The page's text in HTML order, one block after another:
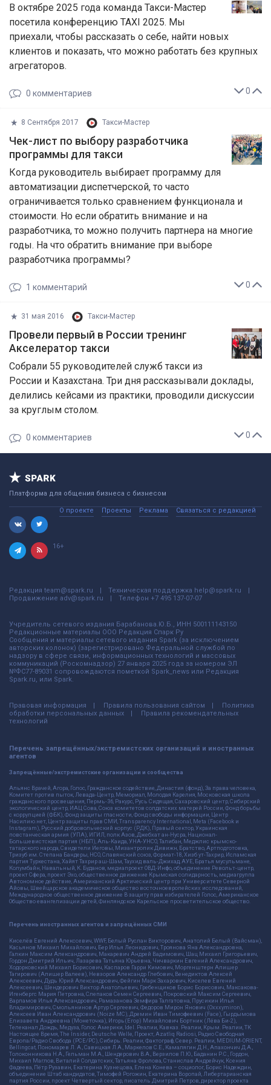
В октябре 2025 года команда Такси-Мастер
посетила конференцию TAXI 2025. Мы
приехали, чтобы рассказать о себе, найти новых
клиентов и показать, что можно работать без крупных
агрегаторов.
0
0 комментариев
8 Сентября 2017 Такси-Мастер
Чек-лист по выбору разработчика
программы для такси
Когда руководитель выбирает программу для
автоматизации диспетчерской, то часто
ограничивается только сравнением функционала и
стоимости. Но если обратить внимание и на
разработчика, то можно получить партнера на многие
годы. На что обратить внимание при выборе
разработчика программы?
0
1 комментарий
31 мая 2016 Такси-Мастер
Провели первый в России тренинг
Акселератор такси
Собрали 55 руководителей служб такси из
России и Казахстана. Три дня рассказывали доклады,
делились кейсами из практики, проводили дискуссии
за круглым столом.
0
0 комментариев
Платформа для общения бизнеса с бизнесом
О проекте Проекты Реклама Связаться с редакцией
16+
Редакция team@spark.ru Техническая поддержка help@spark.ru
Продвижение adv@spark.ru Телефон +7 495 137-07-07
Учредитель сетевого издания Барабанова.Ю.Б., ИНН 500111143150
Редакционные материалы ООО Редакция Спарк Ру
Сообщения и материалы сетевого издания Spark (за исключением
авторских колонок) (зарегистрировано Федеральной службой по
надзору в сфере связи, информационных технологий и массовых
коммуникаций (Роскомнадзор) 27 января 2025 года за номером ЭЛ
№ФС77-89031 сопровождаются пометкой Spark_news или Редакция
Spark.ru, или Spark.
Правовая информация Правила пользования сайтом
Политика
обработки персональных данных
Правила рекомендательных
технологий
Перечень запрещённых/экстремистских организаций и иностранных
агентов
Запрещённые/экстремистские организации и сообщества
Альянс Врачей, Агора, Голос, Гражданское содействие, Династия (фонд), За права человека,
Комитет против пыток, Левада-Центр, Мемориал, Молодая Карелия, Московская школа
гражданского просвещения, Пермь-36, Ракурс, Русь Сидящая, Сахаровский центр, Сибирский
экологический центр, ИАЦ Сова, Союз комитетов солдатских матерей России, Фонд борьбы
с коррупцией (ФБК), Фонд защиты гласности, Фонд свободы информации, Центр
Насилию.нет, Центр защиты прав СМИ, Transparency International, Meta (Facebook и
Instagram), Русский добровольческий корпус (РДК), Правый сектор, Украинская
повстанческая армия (УПА), ИГИЛ, полк Азов, Джебхат ан-Нусра, Национал-
Большевистская партия (НБП), Аль-Каида, УНА-УНСО, Талибан, Меджлис крымско-
татарского народа, Свидетели Иеговы, Мизантропик Дивижн, Братство, Артподготовка,
Тризуб им. Степана Бандеры, НСО, Славянский союз, Формат-18, Хизб ут-Тахрир, Исламская
партия Туркестана, Хайят Тахрир аш-Шам, Таухид валь-Джихад, АУЕ, Братья мусульмане,
Колумбайн, Навальный, К. Буданов, медиапроект ОВД-Инфо, объединение Револьт-центр,
проект Сфера, проект Эхо, общественное движение Крымская солидарность, медиагруппа
Автономное действие, Американский Арктический центр при Университете Северной
Айовы, Швейцарское академическое общество восточноевропейских исследований,
Международное общественное движение В защиту прав избирателей Голос, Американское
Общество евангелизации детей, Финляндское Карельское просветительское общество.
Перечень иностранных агентов и запрещённых СМИ
Киселёв Евгений Алекссевич, WWF, Белый Руслан Викторович, Анатолий Белый (Вайсман),
Касьянов Михаил Михайлович, Бер Илья Леонидович, Троянова Яна Александровна,
Галкин Максим Александрович, Макаревич Андрей Вадимович, Шац Михаил Григорьевич,
Гордон Дмитрий Ильич, Лазарева Татьяна Юрьевна, Чичваркин Евгений Александрович,
Ходорковский Михаил Борисович, Каспаров Гарри Кимович, Моргенштерн Алишер
Тагирович (Алишер Валеев), Невзоров Александр Глебович, Венедиктов Алексей
Алексеевич, Дудь Юрий Александрович, Фейгин Марк Захарович, Киселев Евгений
Алексеевич, Шендерович Виктор Анатольевич, Гребенщиков Борис Борисович, Максакова-
Игенбергс Мария Петровна, Слепаков Семен Сергеевич, Покровский Максим Сергеевич,
Варламов Илья Александрович, Рамазанова Земфира Талгатовна, Прусикин Илья
Владимирович, Смольянинов Артур Сергеевич, Федоров Мирон Янович (Oxxxymiron),
Алексеев Иван Александрович (Noize MC), Дремин Иван Тимофеевич (Face), Гырдымова
Елизавета Андреевна (Монеточка), Игорь(Егор) Михайлович Бортник (Лёва Би-2),
Телеканал Дождь, Медуза, Голос Америки, Idel. Реалии, Кавказ. Реалии, Крым. Реалии, ТК
Настоящее Время, The Insider, Deutsche Welle, Проект, Azatliq Radiosi, Радио Свободная
Европа/Радио Свобода (PCE/PC), Сибирь. Реалии, Фактограф, Север. Реалии, MEDIUM-ORIENT,
Bellingcat, Пономарев Л. А., Савицкая Л.А., Маркелов С.Е., Камалягин Д.Н., Апахончич Д.А.,
Толоконникова Н.А., Гельман М.А., Шендерович В.А., Верзилов П.Ю., Баданин Р.С., Гордон,
Михаил Маглов, Виталий Солдатских, Татьяна Фролова, Станислав Андрейчук, Ксения
Фадеева, Пётр Рузавин, Екатерина Кузнецова, Елена Конева – социолог, Борис Надеждин,
объединение Штаб кандидатов, Тимофей Рогожин, Екатерина Воропай, Либертарианская
партия России, проект Четвертый сектор, писатель Дмитрий Петров, директор проекта